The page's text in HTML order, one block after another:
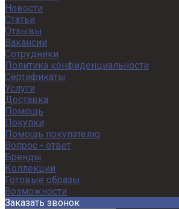
Новости
Статьи
Отзывы
Вакансии
Сотрудники
Политика конфиденциальности
Сертификаты
Услуги
Доставка
Помощь
Покупки
Помощь покупателю
Вопрос - ответ
Бренды
Коллекции
Готовые образы
Возможности
Заказать звонок